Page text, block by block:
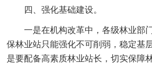
四、强化基础建设。
一是在机构改革中，各级林业部
保林业站只能强化不可削弱，稳定基
是要配备高素质林业站长，切实保障